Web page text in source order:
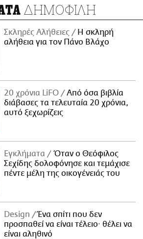
ΔΗΜΟΦΙΛΗ
Σκληρές Αλήθειες
H σκληρή
αλήθεια για τον Πάνο Βλάχο
20 χρόνια LiFO
Από όσα βιβλία
διάβασες τα τελευταία 20 χρόνια,
αυτό ξεχωρίζεις
Εγκλήματα
Όταν ο Θεόφιλος
Σεχίδης δολοφόνησε και τεμάχισε
πέντε μέλη της οικογένειάς του
Design
Ένα σπίτι που δεν
προσπαθεί να είναι τέλειο· θέλει να
είναι αληθινό